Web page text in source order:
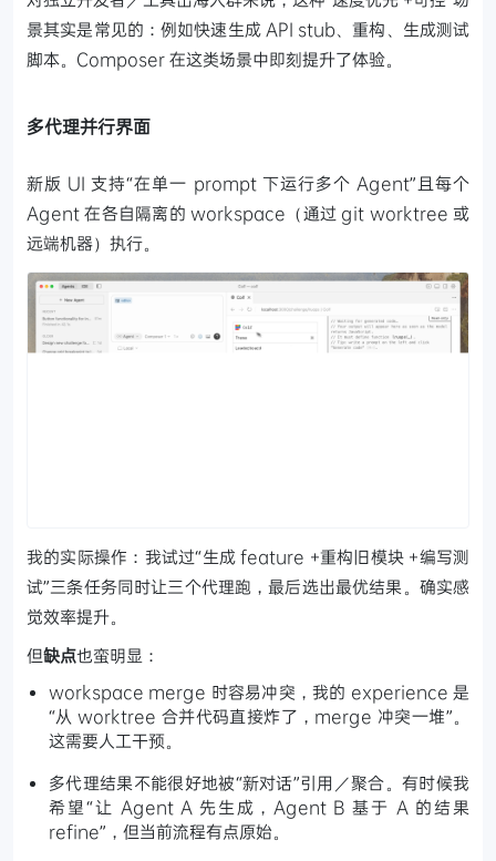
景其实是常见的：例如快速生成 API stub、重构、生成测试
脚本。Composer 在这类场景中即刻提升了体验。
多代理并行界面
新版 UI 支持“在单一 prompt 下运行多个 Agent”且每个
Agent 在各自隔离的 workspace（通过 git worktree 或
远端机器）执行。
我的实际操作：我试过“生成 feature +重构旧模块 +编写测
试”三条任务同时让三个代理跑，最后选出最优结果。确实感
觉效率提升。
但缺点也蛮明显：
workspace merge 时容易冲突，我的 experience 是
“从 worktree 合并代码直接炸了，merge 冲突一堆”。
这需要人工干预。
多代理结果不能很好地被“新对话”引用／聚合。有时候我
希望“让 Agent A 先生成，Agent B 基于 A 的结果
refine”，但当前流程有点原始。